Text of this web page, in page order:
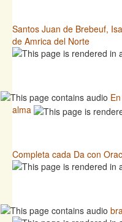
Santos Juan de Brebeuf,
de Amrica del Norte
alma
Completa cada Da con